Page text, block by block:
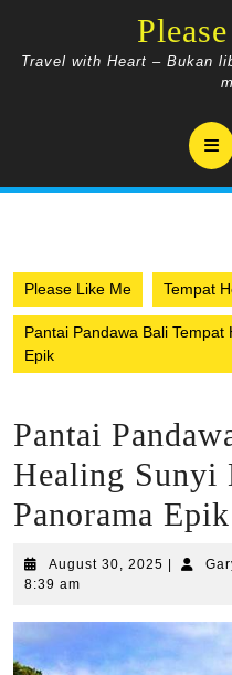
content
Travel with Heart – Bukan
Please Like Me Tempat
Pantai Pandawa Bali
Epik
Pantai
Healing Sunyi
Panorama Epik
August 30, 2025 August
8:39 am